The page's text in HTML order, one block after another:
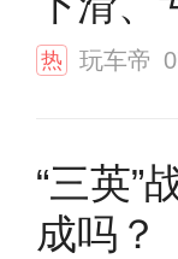
热 玩车帝
“三英”
成吗？